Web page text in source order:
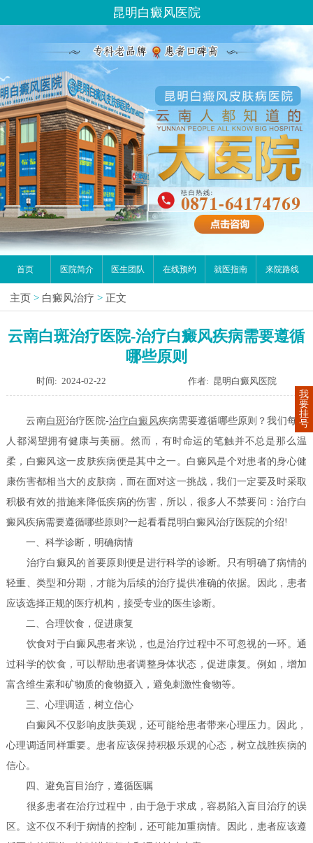
昆明白癜风医院
首页 医院简介 医生团队 在线预约 就医指南 来院路线
主页 > 白癜风治疗 > 正文
云南白斑治疗医院-治疗白癜风疾病需要遵循
哪些原则
时间: 2024-02-22 作者: 昆明白癜风医院
云南白斑治疗医院-治疗白癜风疾病需要遵循哪些原则？我们每个
人都渴望拥有健康与美丽。然而，有时命运的笔触并不总是那么温
柔，白癜风这一皮肤疾病便是其中之一。白癜风是个对患者的身心健
康伤害都相当大的皮肤病，而在面对这一挑战，我们一定要及时采取
积极有效的措施来降低疾病的伤害，所以，很多人不禁要问：治疗白
癜风疾病需要遵循哪些原则?一起看看昆明白癜风治疗医院的介绍!
一、科学诊断，明确病情
治疗白癜风的首要原则便是进行科学的诊断。只有明确了病情的
轻重、类型和分期，才能为后续的治疗提供准确的依据。因此，患者
应该选择正规的医疗机构，接受专业的医生诊断。
二、合理饮食，促进康复
饮食对于白癜风患者来说，也是治疗过程中不可忽视的一环。通
过科学的饮食，可以帮助患者调整身体状态，促进康复。例如，增加
富含维生素和矿物质的食物摄入，避免刺激性食物等。
三、心理调适，树立信心
白癜风不仅影响皮肤美观，还可能给患者带来心理压力。因此，
心理调适同样重要。患者应该保持积极乐观的心态，树立战胜疾病的
信心。
四、避免盲目治疗，遵循医嘱
很多患者在治疗过程中，由于急于求成，容易陷入盲目治疗的误
区。这不仅不利于病情的控制，还可能加重病情。因此，患者应该遵
我
要
挂
号